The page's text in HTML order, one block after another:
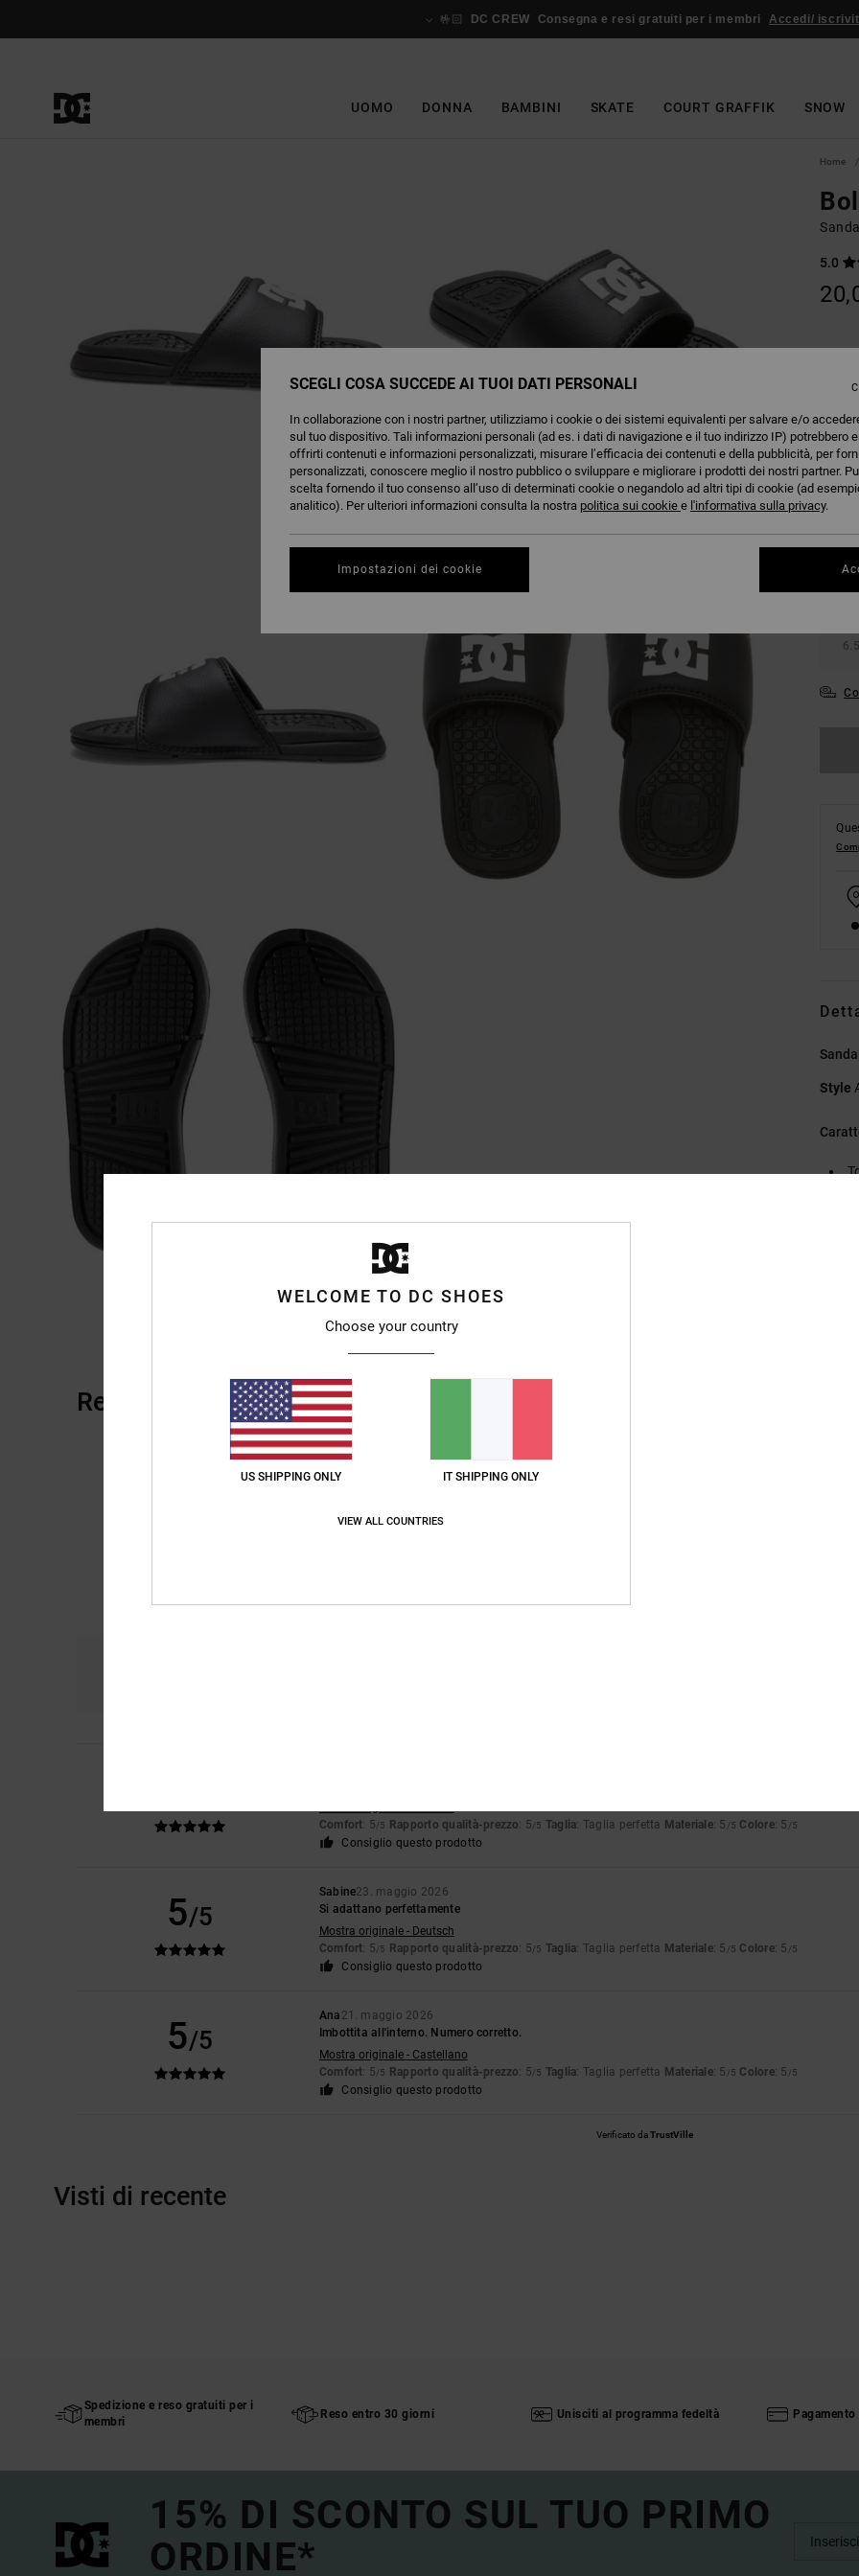
🤟🏻 DC CREW Consegna e resi gratuiti per i membri Accedi/
UOMO DONNA BAMBINI SKATE COURT GRAFFIK SNOW
Home
5.0
31
6.5
Style
Recensioni dei clienti
Il 100% dei nostri clienti consiglia questo prodotto
Comfort: 5/5 Rapporto qualità-prezzo: 5/5 Taglia: Taglia perfetta Materiale: 5 /5 Colore: 5 /5
Consiglio questo prodotto
5/5
Sabine23. maggio 2026
Si adattano perfettamente
Mostra originale - Deutsch
Comfort: 5/5 Rapporto qualità-prezzo: 5/5 Taglia: Taglia perfetta Materiale: 5 /5 Colore: 5 /5
Consiglio questo prodotto
5/5
Ana 21. maggio 2026
Imbottita all'interno. Numero corretto.
Mostra originale - Castellano
Comfort: 5/5 Rapporto qualità-prezzo: 5/5 Taglia: Taglia perfetta Materiale: 5 /5 Colore: 5 /5
Consiglio questo prodotto
Verificato daTrustVille
Visti di recente
Spedizione e reso gratuiti per i
membri
Reso entro 30 giorni Unisciti al programma fedeltà
15% DI SCONTO SUL TUO PRIMO
ORDINE*
WELCOME TO DC SHOES
Choose your country
US SHIPPING ONLY IT SHIPPING ONLY
VIEW ALL COUNTRIES
SCEGLI COSA SUCCEDE AI TUOI DATI PERSONALI
In collaborazione con i nostri partner, utilizziamo i cookie o dei sistemi equivalenti per salvare e/o
sul tuo dispositivo. Tali informazioni personali (ad es. i dati di navigazione e il tuo indirizzo IP) potrebbero
offrirti contenuti e informazioni personalizzati, misurare l’efficacia dei contenuti e della pubblicità, per
personalizzati, conoscere meglio il nostro pubblico o sviluppare e migliorare i prodotti dei nostri partner.
scelta fornendo il tuo consenso all’uso di determinati cookie o negandolo ad altri tipi di cookie (ad
analitico). Per ulteriori informazioni consulta la nostra politica sui cookie e l'informativa sulla privacy.
Impostazioni dei cookie